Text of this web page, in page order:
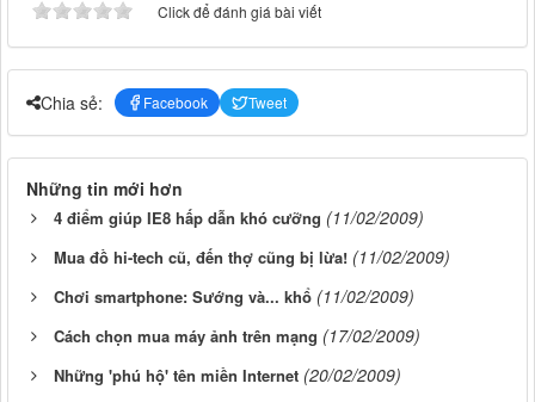
Click để đánh giá bài viết
Chia sẻ: Facebook Tweet
Những tin mới hơn
4 điểm giúp IE8 hấp dẫn khó cưỡng (11/02/2009)
Mua đồ hi-tech cũ, đến thợ cũng bị lừa! (11/02/2009)
Chơi smartphone: Sướng và... khổ (11/02/2009)
Cách chọn mua máy ảnh trên mạng (17/02/2009)
Những 'phú hộ' tên miền Internet (20/02/2009)